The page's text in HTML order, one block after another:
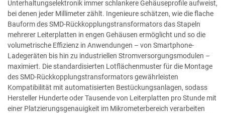
Unterhaltungselektronik immer schlankere Gehäuseprofile aufweist,
bei denen jeder Millimeter zählt. Ingenieure schätzen, wie die flache
Bauform des SMD-Rückkopplungstransformators das Stapeln
mehrerer Leiterplatten in engen Gehäusen ermöglicht und so die
volumetrische Effizienz in Anwendungen – von Smartphone-
Ladegeräten bis hin zu industriellen Stromversorgungsmodulen –
maximiert. Die standardisierten Lotflächenmuster für die Montage
des SMD-Rückkopplungstransformators gewährleisten
Kompatibilität mit automatisierten Bestückungsanlagen, sodass
Hersteller Hunderte oder Tausende von Leiterplatten pro Stunde mit
einer Platzierungsgenauigkeit im Mikrometerbereich verarbeiten